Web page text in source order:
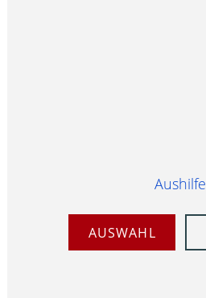
Aushilfe
AUSWAHL